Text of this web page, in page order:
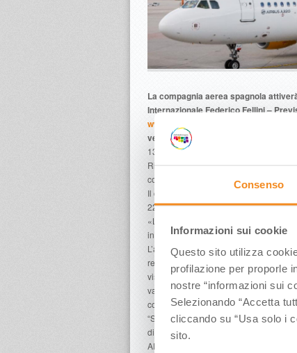
Consenso
Informazioni sui cookie
Questo sito utilizza
profilazione per proporle
nostre “informazioni sui
Selezionando “Accetta
cliccando su “Usa solo i
sito.
La compagnia aerea spagnola
Internazionale Federico Fellini –
www.vueling.com/it/
vettore di promozione internazionale
13 febbraio 2025 – Un nuovo
Rimini: lo scalo romagnolo è stato
collegamento con l’Aeroporto di
Il collegamento, della durata di un’ora
22 ottobre e operato con Airbus A320
«Londra, Monaco, Malta e ora
internazionale dell’offerta turistica
L’annuncio del nuovo collegamento
regione, insieme alla capacità di
visitatori interessati a vivere
vacanza attiva che i nostri territori
costruire per rendere la nostra regione
“Siamo molto soddisfatti di essere
dichiara l’Amministratore Delegato
APT Servizi e il Comune di Rimini. Si